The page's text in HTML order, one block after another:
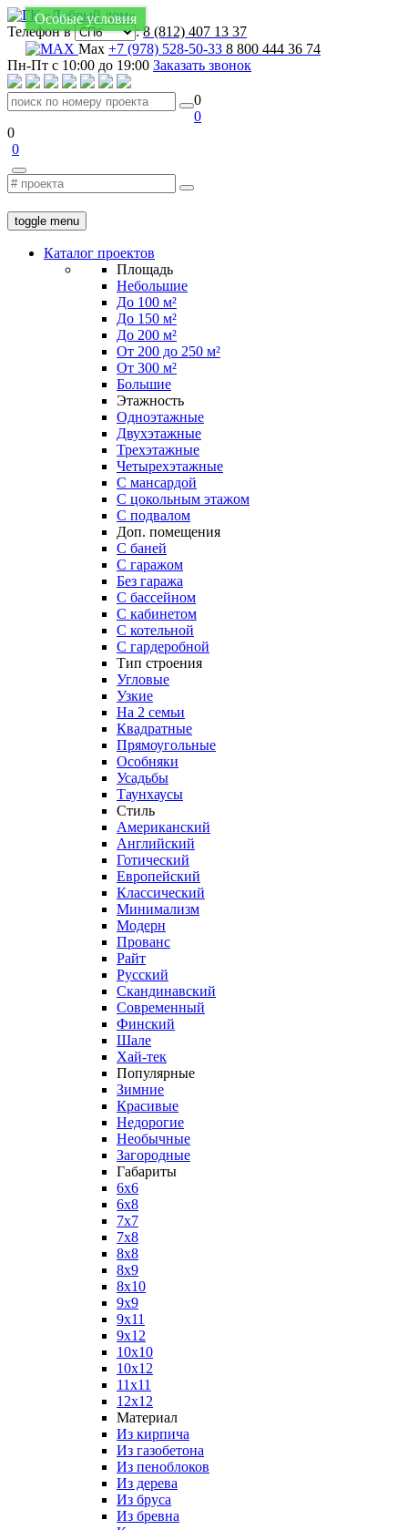
Телефон в :8 (812) 407 13 37
Max +7 (978) 528-50-33 8 800 444 36 74
Пн-Пт с 10:00 до 19:00 Заказать звонок
0
0
0
0
toggle menu
Каталог проектов
Площадь
Небольшие
До 100 м²
До 150 м²
До 200 м²
От 200 до 250 м²
От 300 м²
Большие
Этажность
Одноэтажные
Двухэтажные
Трехэтажные
Четырехэтажные
С мансардой
С цокольным этажом
С подвалом
Доп. помещения
С баней
С гаражом
Без гаража
С бассейном
С кабинетом
С котельной
С гардеробной
Тип строения
Угловые
Узкие
На 2 семьи
Квадратные
Прямоугольные
Особняки
Усадьбы
Таунхаусы
Стиль
Американский
Английский
Готический
Европейский
Классический
Минимализм
Модерн
Прованс
Райт
Русский
Скандинавский
Современный
Финский
Шале
Хай-тек
Популярные
Зимние
Красивые
Недорогие
Необычные
Загородные
Габариты
6x6
6x8
7x7
7x8
8x8
8x9
8x10
9x9
9x11
9x12
10x10
10x12
11x11
12x12
Материал
Из кирпича
Из газобетона
Из пеноблоков
Из дерева
Из бруса
Из бревна
Особые условия